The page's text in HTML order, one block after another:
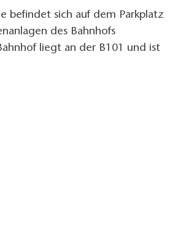
befindet sich auf dem Parkplatz
des Bahnhofs
liegt an der B101 und ist